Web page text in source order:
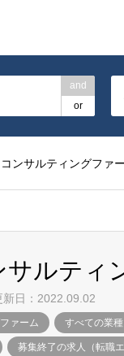
and
or
ンサルティングファ
サルティ
日：2022.09.02
ァーム すべての業種
募集終了の求人（転職